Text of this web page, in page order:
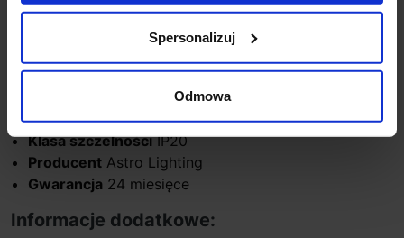
Spersonalizuj
Odmowa
Źródło światłaGU10
Średnica12cm
metal/aluminium
Kolorbiały, nikiel
Klasa szczelnościIP20
Producent Astro Lighting
Gwarancja 24 miesięce
Informacje dodatkowe: